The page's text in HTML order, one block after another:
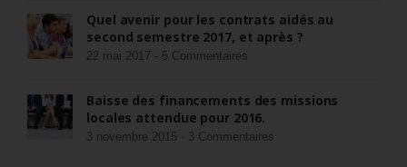
Quel avenir pour les contrats aidés au
second semestre 2017, et après ?
22 mai 2017 - 5 Commentaires
Baisse des financements des missions
locales attendue pour 2016.
3 novembre 2015 - 3 Commentaires